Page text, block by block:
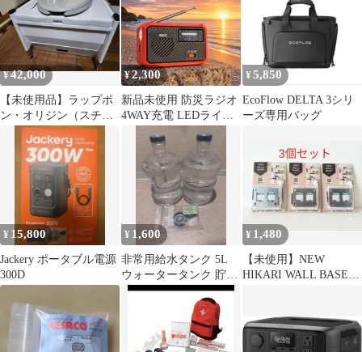
¥42,000
【未使用品】ラップポ
ン・オリジン（スチー
ル製）＋消耗品フィル
ム約95回分付き
¥2,300
新品未使用 防災ラジオ
4WAY充電 LEDライト
AM/FM スマホ充電 赤
¥ 5,850
EcoFlow DELTA 3シリ
ーズ専用バッグ
¥ 15,800
Jackery ポータブル電源
300D
¥ 1,600
非常用給水タンク 5L
ウォータータンク 貯水
タンク ボトル 2個セッ
¥ 1,480
【未使用】NEW
HIKARI WALL BASE